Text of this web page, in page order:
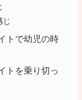
じ
トで幼児の時
トを乗り切っ